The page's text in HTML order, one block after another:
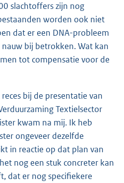
slachtoffers zijn nog
worden ook niet
dat er een DNA-probleem
nauw bij betrokken. Wat kan
tot compensatie voor de
bij de presentatie van
Textielsector
kwam na mij. Ik heb
ongeveer dezelfde
in reactie op dat plan van
nog een stuk concreter kan
dat er nog specifiekere